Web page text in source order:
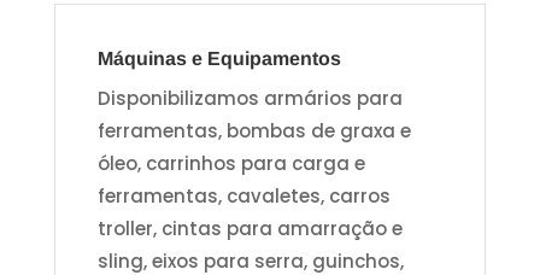
Máquinas e Equipamentos
Disponibilizamos armários para
ferramentas, bombas de graxa e
óleo, carrinhos para carga e
ferramentas, cavaletes, carros
troller, cintas para amarração e
sling, eixos para serra, guinchos,